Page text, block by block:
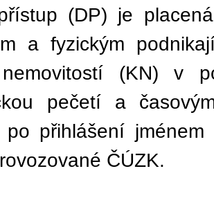
(DP) je
a fyzickým
(KN) v
pečetí a
po přihlášení
ČÚZK.